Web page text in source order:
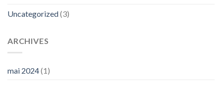
Uncategorized(3)
ARCHIVES
mai 2024(1)